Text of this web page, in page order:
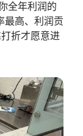
全年利润的
最高、利润贡
折才愿意进